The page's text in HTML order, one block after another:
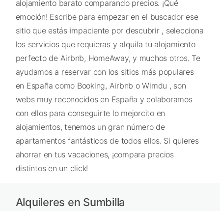
alojamiento barato comparando precios. ¡Qué
emoción! Escribe para empezar en el buscador ese
sitio que estás impaciente por descubrir , selecciona
los servicios que requieras y alquila tu alojamiento
perfecto de Airbnb, HomeAway, y muchos otros. Te
ayudamos a reservar con los sitios más populares
en España como Booking, Airbnb o Wimdu , son
webs muy reconocidos en España y colaboramos
con ellos para conseguirte lo mejorcito en
alojamientos, tenemos un gran número de
apartamentos fantásticos de todos ellos. Si quieres
ahorrar en tus vacaciones, ¡compara precios
distintos en un click!
Alquileres en Sumbilla